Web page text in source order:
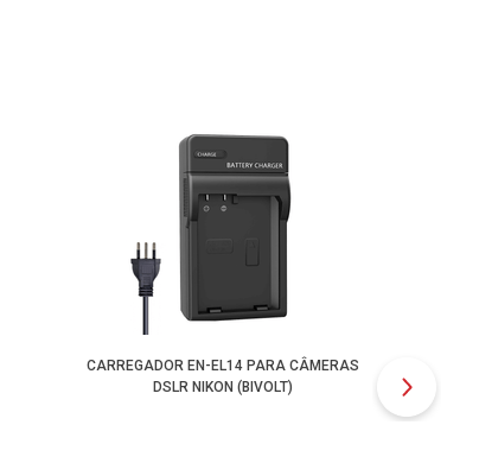
CARREGADOR EN-EL14 PARA CÂMERAS
DSLR NIKON (BIVOLT)